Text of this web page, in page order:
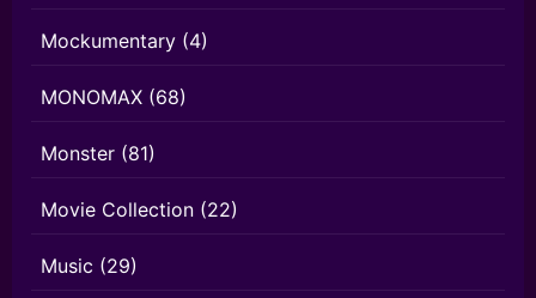
Mockumentary (4)
MONOMAX (68)
Monster (81)
Movie Collection (22)
Music (29)